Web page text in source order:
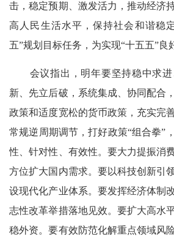
击，稳定预期、激发活力，推动经济
高人民生活水平，保持社会和谐稳
五”规划目标任务，为实现“十五五”良
会议指出，明年要坚持稳中求进
新、先立后破，系统集成、协同配合
政策和适度宽松的货币政策，充实完
常规逆周期调节，打好政策“组合拳”
性、针对性、有效性。要大力提振消
方位扩大国内需求。要以科技创新引
设现代化产业体系。要发挥经济体制
志性改革举措落地见效。要扩大高水
稳外资。要有效防范化解重点领域风